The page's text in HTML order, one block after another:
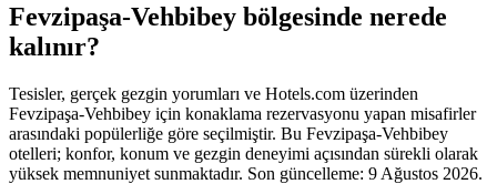
Fevzipaşa-Vehbibey bölgesinde nerede
kalınır?
Tesisler, gerçek gezgin yorumları ve Hotels.com üzerinden
Fevzipaşa-Vehbibey için konaklama rezervasyonu yapan misafirler
arasındaki popülerliğe göre seçilmiştir. Bu Fevzipaşa-Vehbibey
otelleri; konfor, konum ve gezgin deneyimi açısından sürekli olarak
yüksek memnuniyet sunmaktadır. Son güncelleme: 9 Ağustos 2026.